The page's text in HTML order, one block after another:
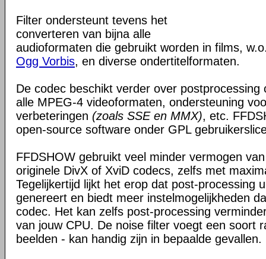
Filter ondersteunt tevens het
converteren van bijna alle
audioformaten die gebruikt worden in films,
Ogg Vorbis, en diverse ondertitelformaten.
De codec beschikt verder over postprocessing
alle MPEG-4 videoformaten, ondersteuning
verbeteringen (zoals SSE en MMX), etc.
open-source software onder GPL
FFDSHOW gebruikt veel minder vermogen
originele DivX of XviD codecs, zelfs met
Tegelijkertijd lijkt het erop dat post-processing
genereert en biedt meer instelmogelijkheden
codec. Het kan zelfs post-processing
van jouw CPU. De noise filter voegt een soort
beelden - kan handig zijn in bepaalde gevallen.